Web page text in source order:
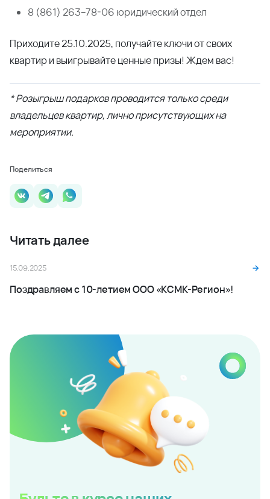
8 (861) 263–78-06 юридический отдел
Приходите 25.10.2025, получайте ключи от своих
квартир и выигрывайте ценные призы! Ждем вас!
* Розыгрыш подарков проводится только среди
владельцев квартир, лично присутствующих на
мероприятии.
Поделиться
Читать далее
15.09.2025
Поздравляем с 10-летием ООО «КСМК-Регион»!